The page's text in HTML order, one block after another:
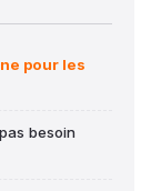
pour les
besoin